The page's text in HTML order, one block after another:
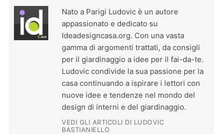
Nato a Parigi Ludovic è un autore
appassionato e dedicato su
Ideadesigncasa.org. Con una vasta
gamma di argomenti trattati, da consigli
per il giardinaggio a idee per il fai-da-te.
Ludovic condivide la sua passione per la
casa continuando a ispirare i lettori con
nuove idee e tendenze nel mondo del
design di interni e del giardinaggio.
VEDI GLI ARTICOLI DI LUDOVIC
BASTIANIELLO